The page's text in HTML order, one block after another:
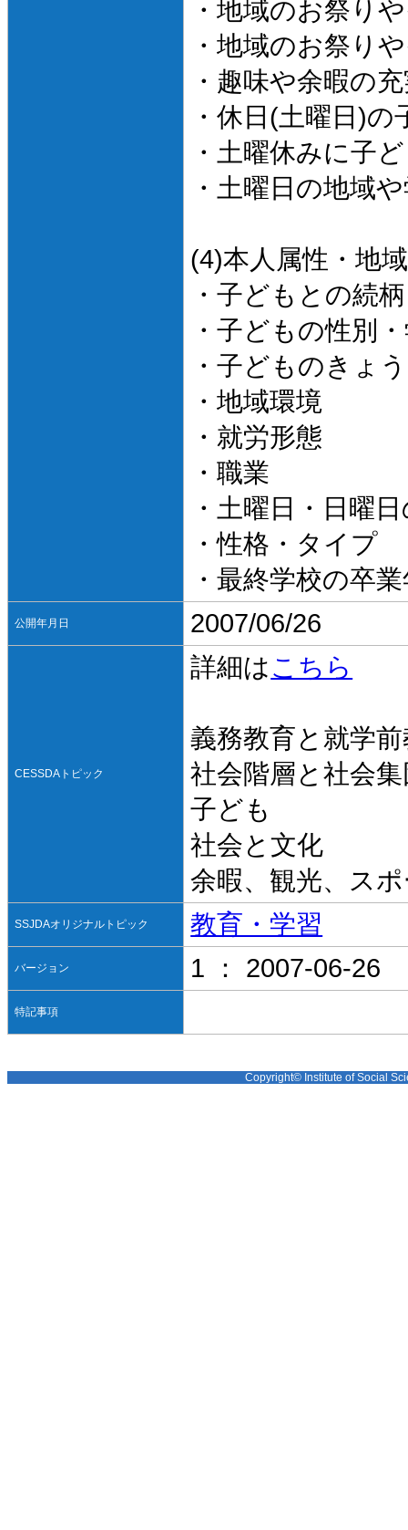
・地域のお祭り
・地域のお祭り
・趣味や余暇の
・休日(土曜日)
・土曜休みに子
・土曜日の地域
(4)本人属性・地域
・子どもとの続柄
・子どもの性別
・子どものきょ
・地域環境
・就労形態
・職業
・土曜日・日曜
・性格・タイプ
・最終学校の卒
公開年月日 2007/06/26
CESSDAトピック
詳細はこちら
義務教育と就学
社会階層と社会
子ども
社会と文化
余暇、観光、ス
SSJDAオリジナルトピック 教育・学習
バージョン 1 ： 2007-06-26
特記事項
Copyright© Institute of Social